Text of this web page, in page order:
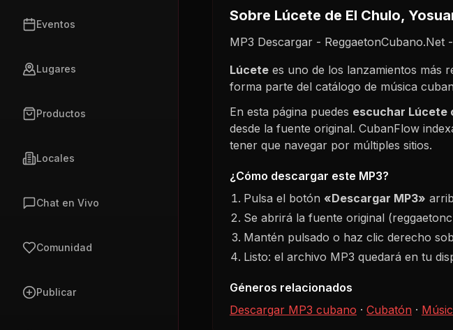
Eventos
Lugares
Productos
Locales
Chat en Vivo
Comunidad
Publicar
Sobre Lúcete de El Chulo,
MP3 Descargar - ReggaetonCubano.Net
Lúcete es uno de los lanzamientos más
forma parte del catálogo de música
En esta página puedes escuchar Lúcete
desde la fuente original. CubanFlow
tener que navegar por múltiples sitios.
¿Cómo descargar este MP3?
Pulsa el botón «Descargar MP3»
Se abrirá la fuente original
Mantén pulsado o haz clic derecho
Listo: el archivo MP3 quedará en tu
Géneros relacionados
Descargar MP3 cubano · Cubatón ·